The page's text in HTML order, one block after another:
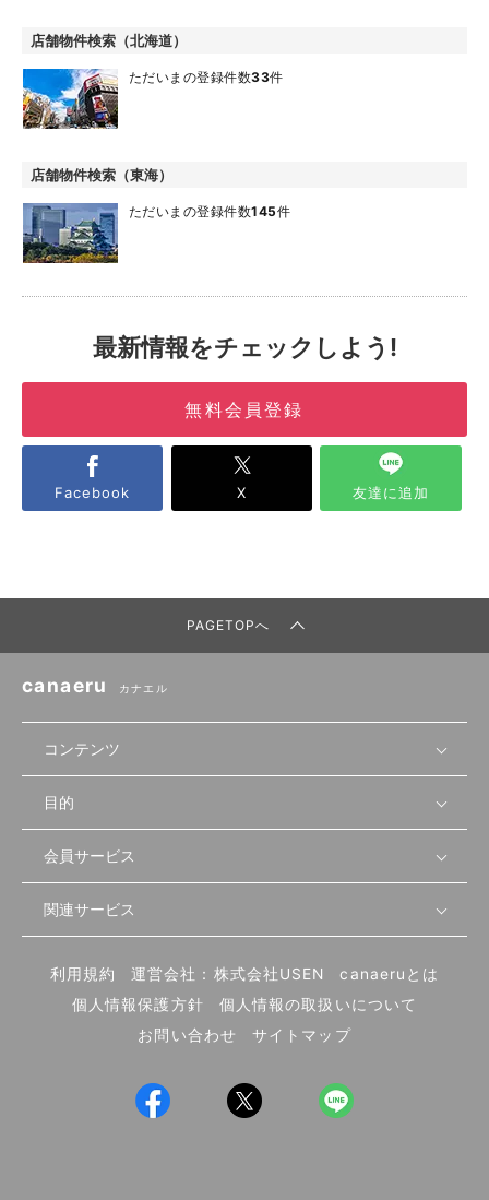
店舗物件検索（北海道）
ただいまの登録件数33件
店舗物件検索（東海）
ただいまの登録件数145件
最新情報をチェックしよう!
無料会員登録
Facebook X 友達に追加
PAGETOPへ
canaeru カナエル
コンテンツ
無料開業相談
セミナー情報
セミナー動画
物件を探す
首都圏
北海道
先輩開業者の声
開業・経営に関する記事
編集ポリシー
業態別の開業方法
UIターン開業特集
目的
店舗運営
物件
内装・設備
食材・仕入れ
会員サービス
会員登録
ログイン
関連サービス
飲食店サクセスガイド（外部サイト）
利用規約 運営会社：株式会社USEN
canaeruとは
個人情報保護方針
個人情報の取扱いについて
お問い合わせ
サイトマップ